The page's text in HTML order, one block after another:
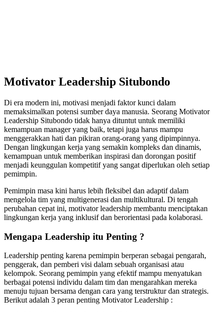
Motivator Leadership Situbondo
Di era modern ini, motivasi menjadi faktor kunci dalam
memaksimalkan potensi sumber daya manusia. Seorang Motivator
Leadership Situbondo tidak hanya dituntut untuk memiliki
kemampuan manager yang baik, tetapi juga harus mampu
menggerakkan hati dan pikiran orang-orang yang dipimpinnya.
Dengan lingkungan kerja yang semakin kompleks dan dinamis,
kemampuan untuk memberikan inspirasi dan dorongan positif
menjadi keunggulan kompetitif yang sangat diperlukan oleh setiap
pemimpin.
Pemimpin masa kini harus lebih fleksibel dan adaptif dalam
mengelola tim yang multigenerasi dan multikultural. Di tengah
perubahan cepat ini, motivator leadership membantu menciptakan
lingkungan kerja yang inklusif dan berorientasi pada kolaborasi.
Mengapa Leadership itu Penting ?
Leadership penting karena pemimpin berperan sebagai pengarah,
penggerak, dan pemberi visi dalam sebuah organisasi atau
kelompok. Seorang pemimpin yang efektif mampu menyatukan
berbagai potensi individu dalam tim dan mengarahkan mereka
menuju tujuan bersama dengan cara yang terstruktur dan strategis.
Berikut adalah 3 peran penting Motivator Leadership :